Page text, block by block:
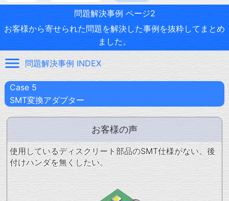
問題解決事例 ページ2
お客様から寄せられた問題を解決した事例を抜粋してまとめ
ました。
問題解決事例 INDEX
Case 5
SMT変換アダプター
お客様の声
使用しているディスクリート部品のSMT仕様がない。後
付けハンダを無くしたい。